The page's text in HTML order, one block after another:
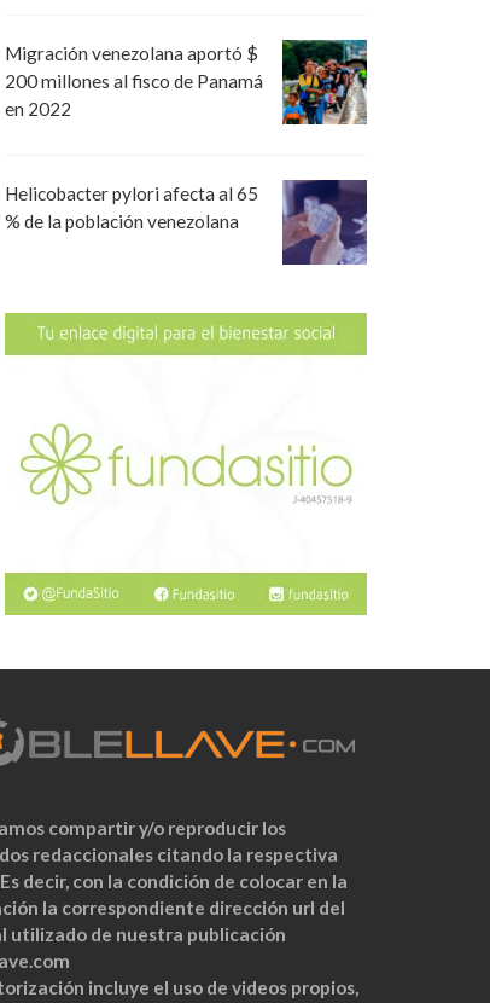
Migración venezolana aportó $
200 millones al fisco de Panamá
en 2022
Helicobacter pylori afecta al 65
% de la población venezolana
compartir y/o reproducir los
redaccionales citando la respectiva
decir, con la condición de colocar en la
la correspondiente dirección url del
utilizado de nuestra publicación
incluye el uso de videos propios,